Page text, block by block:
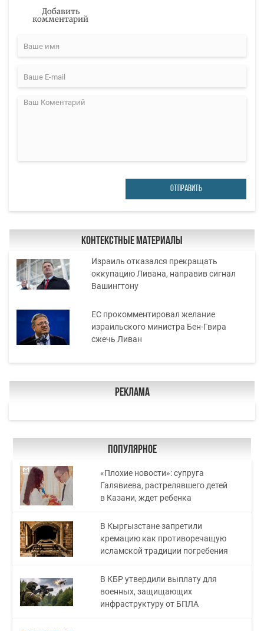
Добавить
комментарий
ОТПРАВИТЬ
Контекстные материалы
Израиль отказался прекращать
оккупацию Ливана, направив сигнал
Вашингтону
ЕС прокомментировал желание
израильского министра Бен-Гвира
сжечь Ливан
Реклама
Популярное
«Плохие новости»: супруга
Галявиева, растрелявшего детей
в Казани, ждет ребенка
В Кыргызстане запретили
кремацию как противоречащую
исламской традиции погребения
В КБР утвердили выплату для
военных, защищающих
инфраструктуру от БПЛА